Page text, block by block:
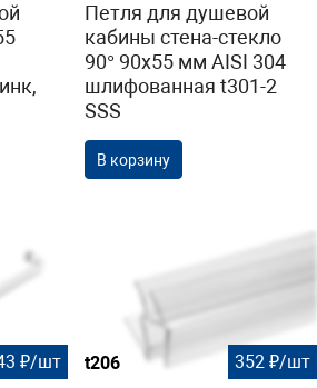
Петля для душевой
кабины стена-стекло
90° 90х55 мм AISI 304
шлифованная t301-2
SSS
В корзину
₽/шт t206 352 ₽/шт